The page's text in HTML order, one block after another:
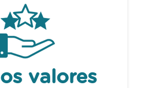
valores